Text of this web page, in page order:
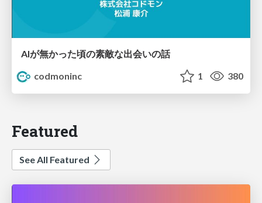
AIが無かった頃の素敵な出会いの話
codmoninc
1 380
Featured
See All Featured